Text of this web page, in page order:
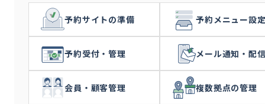
予約サイトの準備 予約メニュー設
予約受付・管理 メール通知・配
会員・顧客管理 複数拠点の管理